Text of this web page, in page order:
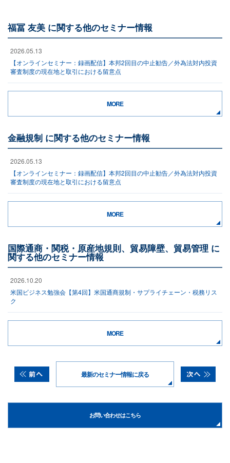
福冨 友美 に関する他のセミナー情報
2026.05.13
【オンラインセミナー：録画配信】本邦2回目の中止勧告／外為法対内投資
審査制度の現在地と取引における留意点
MORE
金融規制 に関する他のセミナー情報
2026.05.13
【オンラインセミナー：録画配信】本邦2回目の中止勧告／外為法対内投資
審査制度の現在地と取引における留意点
MORE
国際通商・関税・原産地規則、貿易障壁、貿易管理 に
関する他のセミナー情報
2026.10.20
米国ビジネス勉強会【第4回】米国通商規制・サプライチェーン・税務リス
ク
MORE
最新のセミナー情報に戻る
お問い合わせはこちら